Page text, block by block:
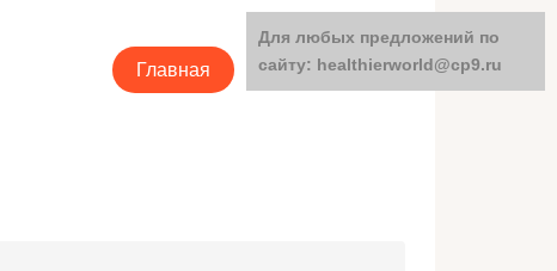
Главная Категории
Для любых предложений по
сайту: healthierworld@cp9.ru